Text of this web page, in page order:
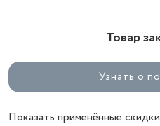
Товар
Узнать о
Показать применённые скидки